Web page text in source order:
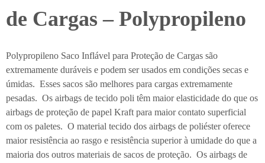
de Cargas – Polypropileno
Polypropileno Saco Inflável para Proteção de Cargas são
extremamente duráveis e podem ser usados em condições secas e
úmidas. Esses sacos são melhores para cargas extremamente
pesadas. Os airbags de tecido poli têm maior elasticidade do que os
airbags de proteção de papel Kraft para maior contato superficial
com os paletes. O material tecido dos airbags de poliéster oferece
maior resistência ao rasgo e resistência superior à umidade do que a
maioria dos outros materiais de sacos de proteção. Os airbags de